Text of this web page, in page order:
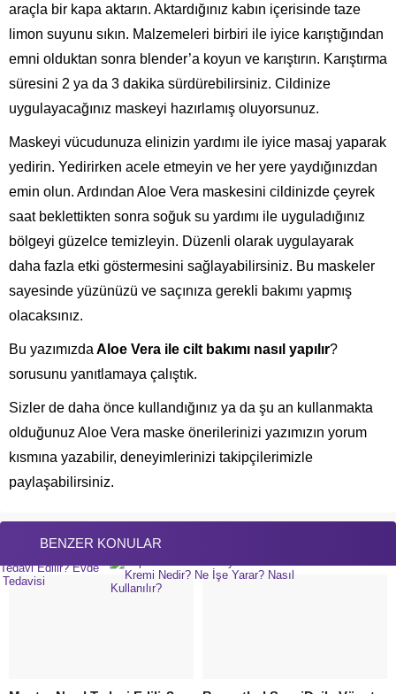
araçla bir kapa aktarın. Aktardığınız kabın içerisinde taze
limon suyunu sıkın. Malzemeleri birbiri ile iyice karıştığından
emni olduktan sonra blender’a koyun ve karıştırın. Karıştırma
süresini 2 ya da 3 dakika sürdürebilirsiniz. Cildinize
uygulayacağınız maskeyi hazırlamış oluyorsunuz.
Maskeyi vücudunuza elinizin yardımı ile iyice masaj yaparak
yedirin. Yedirirken acele etmeyin ve her yere yaydığınızdan
emin olun. Ardından Aloe Vera maskesini cildinizde çeyrek
saat beklettikten sonra soğuk su yardımı ile uyguladığınız
bölgeyi güzelce temizleyin. Düzenli olarak uygulayarak
daha fazla etki göstermesini sağlayabilirsiniz. Bu maskeler
sayesinde yüzünüzü ve saçınıza gerekli bakımı yapmış
olacaksınız.
Bu yazımızda Aloe Vera ile cilt bakımı nasıl yapılır?
sorusunu yanıtlamaya çalıştık.
Sizler de daha önce kullandığınız ya da şu an kullanmakta
olduğunuz Aloe Vera maske önerilerinizi yazımızın yorum
kısmına yazabilir, deneyimlerinizi takipçilerimizle
paylaşabilirsiniz.
BENZER KONULAR